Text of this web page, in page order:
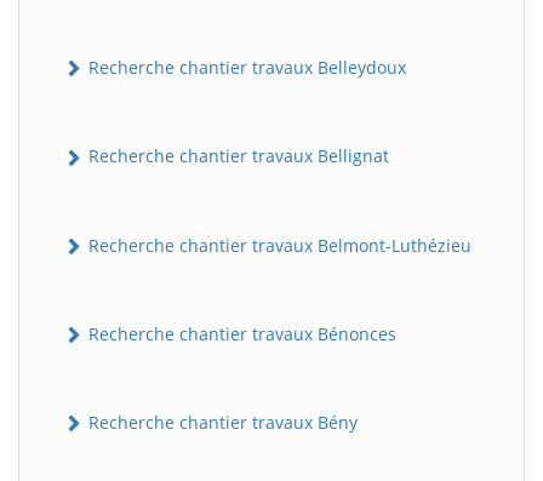
Recherche chantier travaux Belleydoux
Recherche chantier travaux Bellignat
Recherche chantier travaux Belmont-Luthézieu
Recherche chantier travaux Bénonces
Recherche chantier travaux Bény